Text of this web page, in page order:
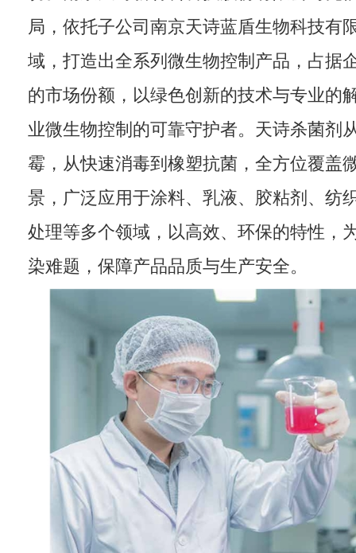
局，依托子公司南京天诗蓝盾生物科技有
域，打造出全系列微生物控制产品，占据
的市场份额，以绿色创新的技术与专业的
业微生物控制的可靠守护者。天诗杀菌剂
霉，从快速消毒到橡塑抗菌，全方位覆盖
景，广泛应用于涂料、乳液、胶粘剂、纺
处理等多个领域，以高效、环保的特性，
染难题，保障产品品质与生产安全。